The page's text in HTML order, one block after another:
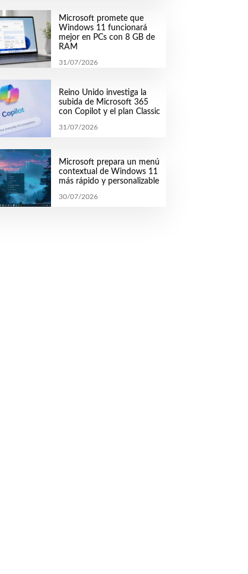
Microsoft promete que
Windows 11 funcionará
mejor en PCs con 8 GB de
RAM
31/07/2026
Reino Unido investiga la
subida de Microsoft 365
con Copilot y el plan Classic
31/07/2026
Microsoft prepara un menú
contextual de Windows 11
más rápido y personalizable
30/07/2026